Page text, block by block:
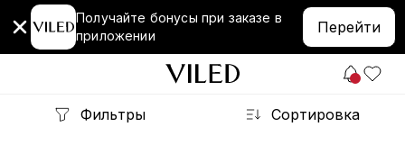
Получайте бонусы при заказе в
приложении
Перейти
Фильтры Сортировка